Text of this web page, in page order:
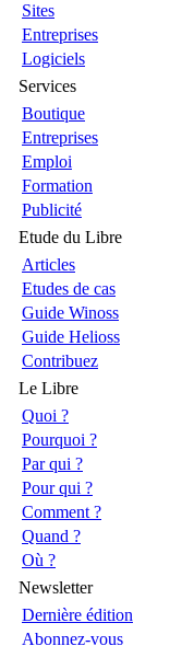
Sites
Entreprises
Logiciels
Services
Boutique
Entreprises
Emploi
Formation
Publicité
Etude du Libre
Articles
Etudes de cas
Guide Winoss
Guide Helioss
Contribuez
Le Libre
Quoi ?
Pourquoi ?
Par qui ?
Pour qui ?
Comment ?
Quand ?
Où ?
Newsletter
Dernière édition
Abonnez-vous